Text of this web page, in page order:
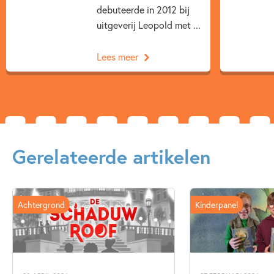
debuteerde in 2012 bij
uitgeverij Leopold met ...
Lees meer
Gerelateerde artikelen
Achtergrond Kinderpanel